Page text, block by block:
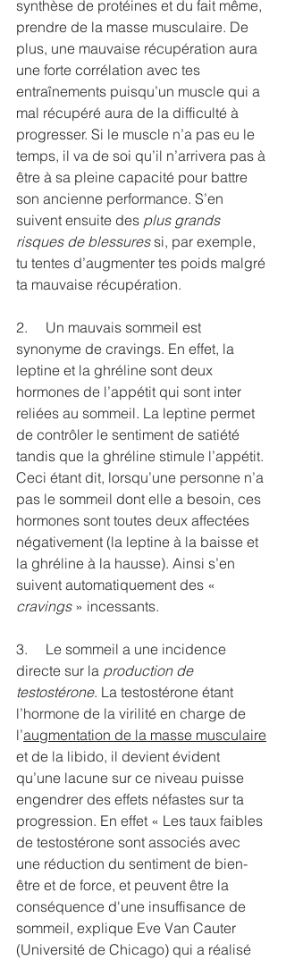
synthèse de protéines et du fait même,
prendre de la masse musculaire. De
plus, une mauvaise récupération aura
une forte corrélation avec tes
entraînements puisqu’un muscle qui a
mal récupéré aura de la difficulté à
progresser. Si le muscle n’a pas eu le
temps, il va de soi qu’il n’arrivera pas à
être à sa pleine capacité pour battre
son ancienne performance. S’en
suivent ensuite des plus grands
risques de blessures si, par exemple,
tu tentes d’augmenter tes poids malgré
ta mauvaise récupération.
2.     Un mauvais sommeil est
synonyme de cravings. En effet, la
leptine et la ghréline sont deux
hormones de l’appétit qui sont inter
reliées au sommeil. La leptine permet
de contrôler le sentiment de satiété
tandis que la ghréline stimule l’appétit.
Ceci étant dit, lorsqu’une personne n’a
pas le sommeil dont elle a besoin, ces
hormones sont toutes deux affectées
négativement (la leptine à la baisse et
la ghréline à la hausse). Ainsi s’en
suivent automatiquement des «
cravings » incessants.
3.     Le sommeil a une incidence
directe sur la production de
testostérone. La testostérone étant
l’hormone de la virilité en charge de
l’augmentation de la masse musculaire
et de la libido, il devient évident
qu’une lacune sur ce niveau puisse
engendrer des effets néfastes sur ta
progression. En effet « Les taux faibles
de testostérone sont associés avec
une réduction du sentiment de bien-
être et de force, et peuvent être la
conséquence d'une insuffisance de
sommeil, explique Eve Van Cauter
(Université de Chicago) qui a réalisé